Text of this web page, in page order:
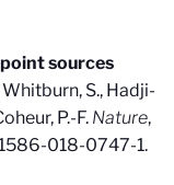
sources
S., Hadji-
P.-F. Nature,
018-0747-1.